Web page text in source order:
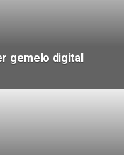
gemelo digital